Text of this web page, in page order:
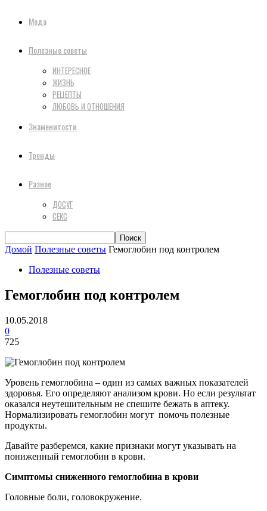
Мода
Полезные советы
ИНТЕРЕСНОЕ
ЖИЗНЬ
РЕЦЕПТЫ
ЛЮБОВЬ И ОТНОШЕНИЯ
Знаменитости
Тренды
Разное
ДОСУГ
СЕКС
Домой Полезные советы Гемоглобин под контролем
Полезные советы
Гемоглобин под контролем
10.05.2018
0
725
Уровень гемоглобина – один из самых важных показателей
здоровья. Его определяют анализом крови. Но если результат
оказался неутешительным не спешите бежать в аптеку.
Нормализировать гемоглобин могут помочь полезные
продукты.
Давайте разберемся, какие признаки могут указывать на
пониженный гемоглобин в крови.
Симптомы сниженного гемоглобина в крови
Головные боли, головокружение.